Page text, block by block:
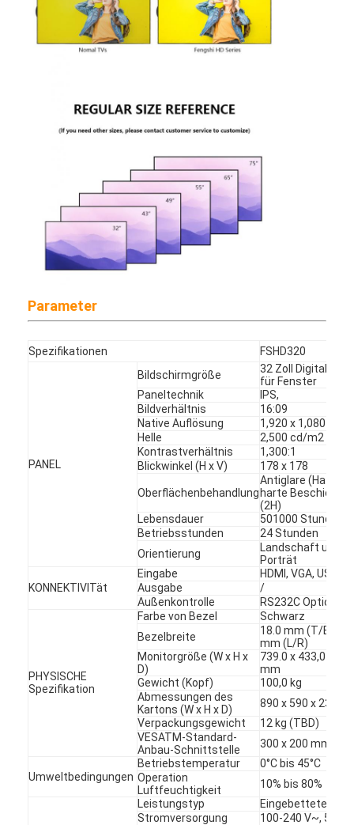
Antrieb im Freien durch Menü-Bretter
kleine lcd-Platte
Hohes Tni LCD
Optisch gebundener LCD
Offener Rahmen LCD-Monitor
Innen-Digital-Menü-Brett
Wasserdichte digitale Beschilderung
Digital-Plakat im Freien
Ausgedehnte LCD-Platte
Parameter
Spezifikationen FSHD320
PANEL
Bildschirmgröße
32 Zoll
für Fenster
Paneltechnik
IPS,
Bildverhältnis
16:09
Native Auflösung
1,920 x 1,080
Helle
2,500 cd/m2
Kontrastverhältnis
1,300:1
Blickwinkel (H x V)
178 x 178
Oberflächenbehandlung
Antiglare (Haze
harte
(2H)
Lebensdauer
501000 Stunden
Betriebsstunden
24 Stunden
Orientierung
Landschaft und
Porträt
KONNEKTIVITät
Eingabe
HDMI, VGA, USB,
Ausgabe
/
Außenkontrolle
RS232C Optional
PHYSISCHE
Spezifikation
Farbe von Bezel
Schwarz
Bezelbreite
18.0 mm (T/B),
mm (L/R)
Monitorgröße (W x H x
D)
739.0 x 433,0 x
mm
Gewicht (Kopf)
100,0 kg
Abmessungen des
Kartons (W x H x D)
890 x 590 x 230
Verpackungsgewicht
12 kg (TBD)
VESATM-Standard-
Anbau-Schnittstelle
300 x 200 mm, 4 x
Umweltbedingungen
Betriebstemperatur
0°C bis 45°C
Operation
Luftfeuchtigkeit
10% bis 80%
Leistungstyp
Eingebettete
Stromversorgung
100-240 V~, 50/